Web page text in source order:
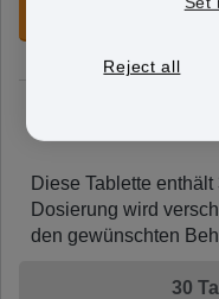
Diese Tablette
Dosierung wird
den gewünschten
30
Reject all